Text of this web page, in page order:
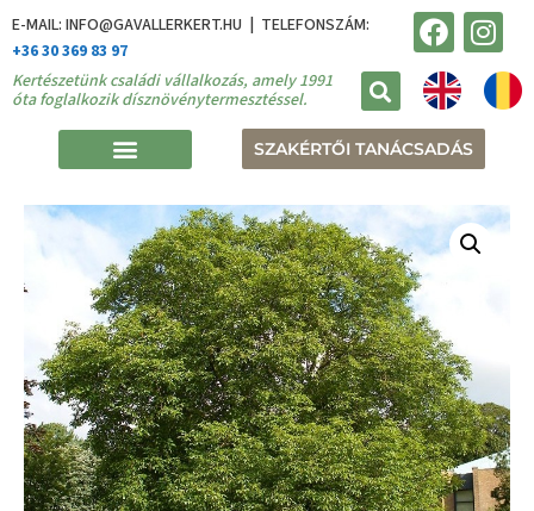
E-MAIL: INFO@GAVALLERKERT.HU | TELEFONSZÁM:
+36 30 369 83 97
Kertészetünk családi vállalkozás, amely 1991
óta foglalkozik dísznövénytermesztéssel.
SZAKÉRTŐI TANÁCSADÁS